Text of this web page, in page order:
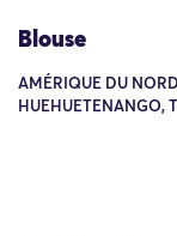
Blouse
AMÉRIQUE DU
HUEHUETENANGO,